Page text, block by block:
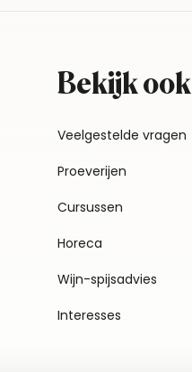
Bekijk ook
Veelgestelde vragen
Proeverijen
Cursussen
Horeca
Wijn-spijsadvies
Interesses